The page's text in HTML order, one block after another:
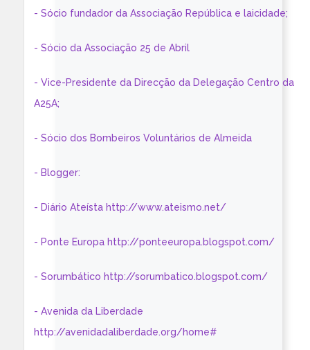
- Sócio fundador da Associação República e laicidade;
- Sócio da Associação 25 de Abril
- Vice-Presidente da Direcção da Delegação Centro da
A25A;
- Sócio dos Bombeiros Voluntários de Almeida
- Blogger:
- Diário Ateísta http://www.ateismo.net/
- Ponte Europa http://ponteeuropa.blogspot.com/
- Sorumbático http://sorumbatico.blogspot.com/
- Avenida da Liberdade
http://avenidadaliberdade.org/home#